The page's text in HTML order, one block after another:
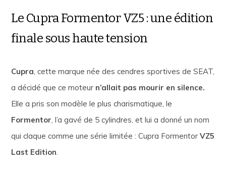
Le Cupra Formentor VZ5 : une édition
finale sous haute tension
Cupra, cette marque née des cendres sportives de SEAT,
a décidé que ce moteur n’allait pas mourir en silence.
Elle a pris son modèle le plus charismatique, le
Formentor, l’a gavé de 5 cylindres, et lui a donné un nom
qui claque comme une série limitée : Cupra FormentorVZ5
Last Edition.